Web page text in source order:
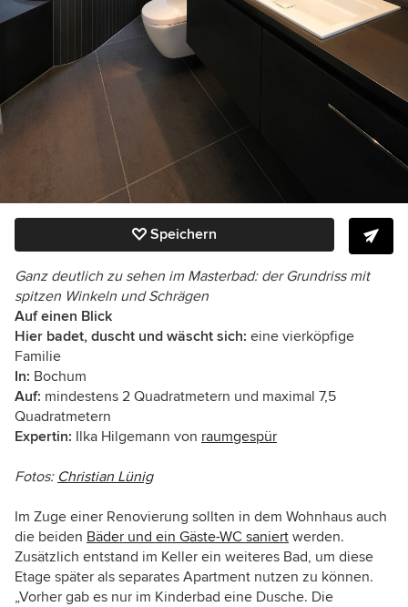
Speichern
Ganz deutlich zu sehen im Masterbad: der Grundriss mit
spitzen Winkeln und Schrägen
Auf einen Blick
Hier badet, duscht und wäscht sich: eine vierköpfige
Familie
In: Bochum
Auf: mindestens 2 Quadratmetern und maximal 7,5
Quadratmetern
Expertin: Ilka Hilgemann von raumgespür
Fotos: Christian Lünig
Im Zuge einer Renovierung sollten in dem Wohnhaus auch
die beiden Bäder und ein Gäste-WC saniert werden.
Zusätzlich entstand im Keller ein weiteres Bad, um diese
Etage später als separates Apartment nutzen zu können.
„Vorher gab es nur im Kinderbad eine Dusche. Die